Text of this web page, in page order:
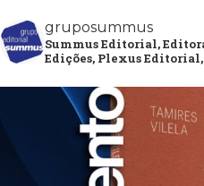
gruposummus
Summus Editorial,
Edições, Plexus